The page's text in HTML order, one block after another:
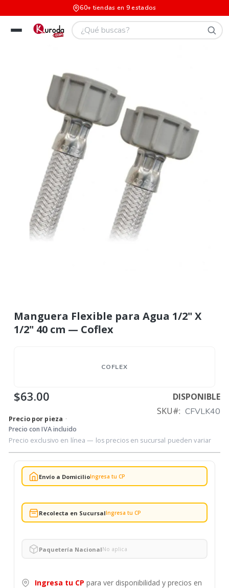
60+ tiendas en 9 estados
Manguera Flexible para Agua 1/2" X
1/2" 40 cm — Coflex
COFLEX
$63.00
DISPONIBLE
SKU
CFVLK40
Precio por pieza ·
Precio con IVA incluido
Precio exclusivo en línea — los precios en sucursal pueden variar
Envío a DomicilioIngresa tu CP
Recolecta en SucursalIngresa tu CP
Paquetería NacionalNo aplica
Ingresa tu CP para ver disponibilidad y precios en